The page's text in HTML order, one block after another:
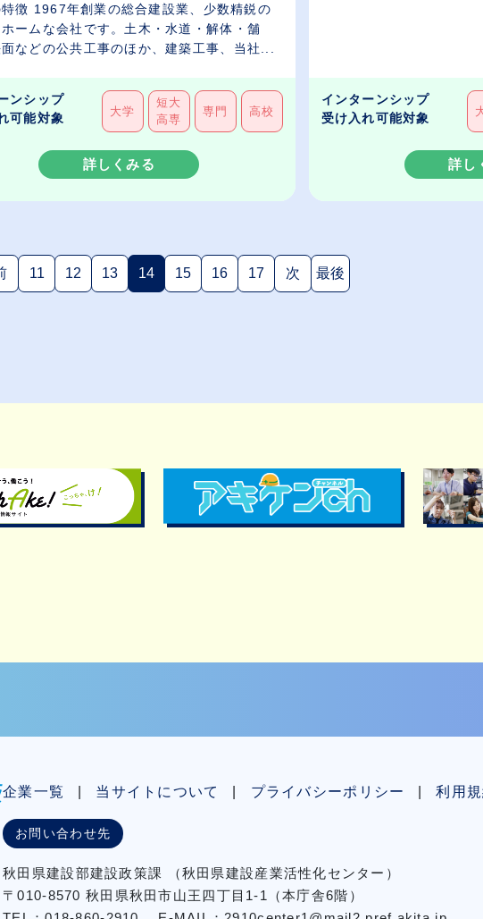
徴 1967年創業の総合建設業、少数精鋭の
ームな会社です。土木・水道・解体・舗
などの公共工事のほか、建築工事、当社...
ンシップ
可能対象
大学
短大
高専
専門 高校
詳しくみる
インターンシップ
受け入れ可能対象
詳し
11 12 13 14(現在のページ)
15 16 17 次 最後
企業一覧 当サイトについて プライバシーポリシー 利用
お問い合わせ先
秋⽥県建設部建設政策課
（秋⽥県建設産業活性化センター）
〒010-8570 秋田県秋田市⼭王四丁⽬1-1（本庁舎6階）